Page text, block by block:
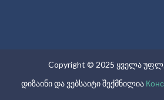
Copyright © 2025 ყველა
დიზაინი და ვებსაიტი შექმნილია